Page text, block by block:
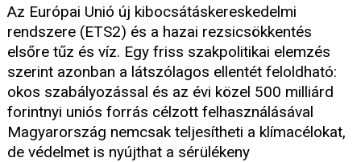
Az Európai Unió új kibocsátáskereskedelmi
rendszere (ETS2) és a hazai rezsicsökkentés
elsőre tűz és víz. Egy friss szakpolitikai elemzés
szerint azonban a látszólagos ellentét feloldható:
okos szabályozással és az évi közel 500 milliárd
forintnyi uniós forrás célzott felhasználásával
Magyarország nemcsak teljesítheti a klímacélokat,
de védelmet is nyújthat a sérülékeny